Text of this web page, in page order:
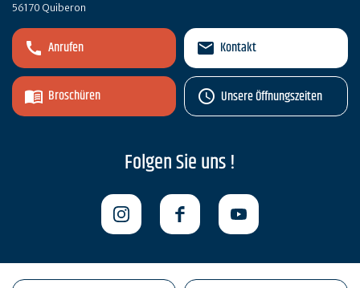
56170 Quiberon
Anrufen
Broschüren
Kontakt
Unsere Öffnungszeiten
Folgen Sie uns !